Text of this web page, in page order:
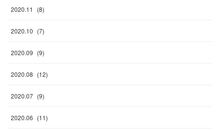
2020.11 (8)
2020.10 (7)
2020.09 (9)
2020.08 (12)
2020.07 (9)
2020.06 (11)